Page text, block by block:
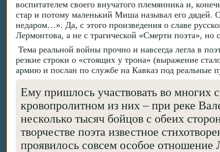
воспитателем своего внучатого племянника и,
стар и потому маленький Миша называл его дядей.
недаром…». Да, с этого произведения о славе
Лермонтова, а не с трагической «Смерти поэта», но
Тема реальной войны прочно и навсегда легла в
резкие строки о «стоящих у трона» (выражение
армию и послан по службе на Кавказ под реальные
Ему пришлось участвовать во многих
кровопролитном из них – при реке
несколько тысяч бойцов с обеих
творчестве поэта известное
проявилось совсем особое отношение